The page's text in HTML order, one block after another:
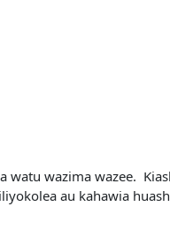
watu wazima wazee.
au kahawia